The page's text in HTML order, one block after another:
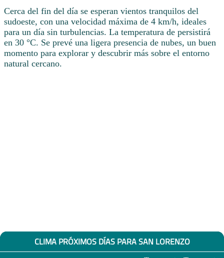
Cerca del fin del día se esperan vientos tranquilos del
sudoeste, con una velocidad máxima de 4 km/h, ideales
para un día sin turbulencias. La temperatura de persistirá
en 30 °C. Se prevé una ligera presencia de nubes, un buen
momento para explorar y descubrir más sobre el entorno
natural cercano.
CLIMA PRÓXIMOS DÍAS PARA SAN LORENZO